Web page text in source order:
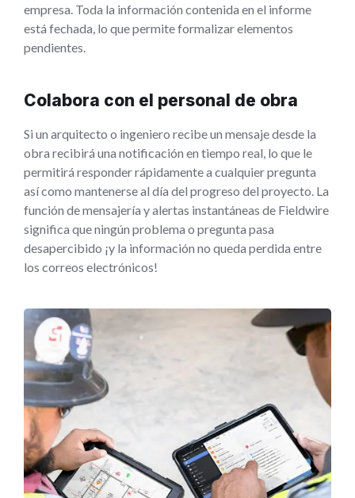
empresa. Toda la información contenida en el informe
está fechada, lo que permite formalizar elementos
pendientes.
Colabora con el personal de obra
Si un arquitecto o ingeniero recibe un mensaje desde la
obra recibirá una notificación en tiempo real, lo que le
permitirá responder rápidamente a cualquier pregunta
así como mantenerse al día del progreso del proyecto. La
función de mensajería y alertas instantáneas de Fieldwire
significa que ningún problema o pregunta pasa
desapercibido ¡y la información no queda perdida entre
los correos electrónicos!